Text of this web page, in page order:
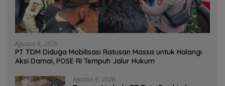
Agustus 6, 2026
PT TDM Diduga Mobilisasi Ratusan Massa untuk Halangi
Aksi Damai, POSE RI Tempuh Jalur Hukum
Agustus 6, 2026